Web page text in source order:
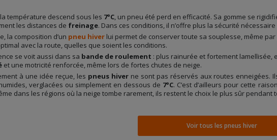
température descend sous les 7°C , un pneu été perd en efficacité. Sa gomme se
les distances de freinage. Dans ces conditions, il n’offre plus la sécurité
la composition d’un pneu hiver lui permet de conserver toute sa souplesse, même
avec la route, quelles que soient les conditions.
se voit aussi dans sa bande de roulement : plus rainurée et fortement lamellisée,
et une motricité renforcée, même lors de fortes chutes de neige.
à une idée reçue, les pneus hiverne sont pas réservés aux routes enneigées.
verglacées ou simplement en dessous de 7°C. C’est d’ailleurs pour cette
dans les régions où la neige tombe rarement, ils restent le choix le plus sûr pendant
Voir tous les pneus hiver